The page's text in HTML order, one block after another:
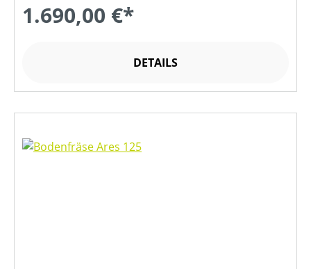
1.690,00 €*
DETAILS